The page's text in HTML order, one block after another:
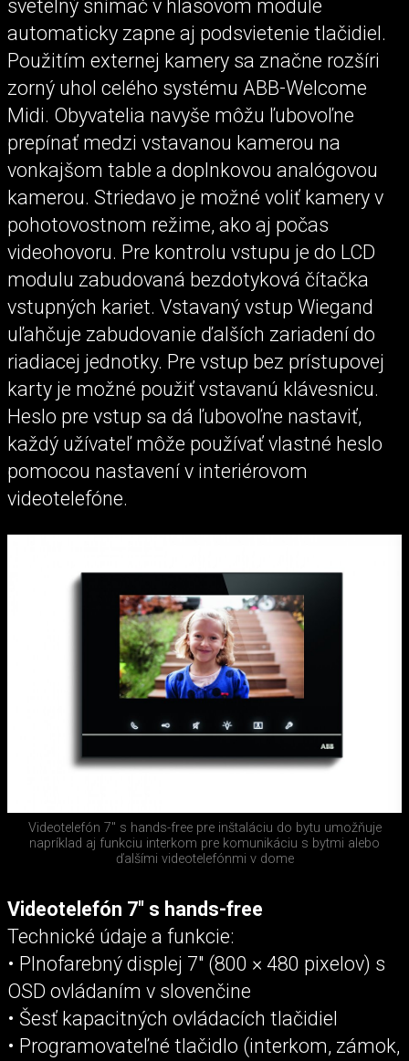
svetelný snímač v hlasovom module
automaticky zapne aj podsvietenie tlačidiel.
Použitím externej kamery sa značne rozšíri
zorný uhol celého systému ABB-Welcome
Midi. Obyvatelia navyše môžu ľubovoľne
prepínať medzi vstavanou kamerou na
vonkajšom table a doplnkovou analógovou
kamerou. Striedavo je možné voliť kamery v
pohotovostnom režime, ako aj počas
videohovoru. Pre kontrolu vstupu je do LCD
modulu zabudovaná bezdotyková čítačka
vstupných kariet. Vstavaný vstup Wiegand
uľahčuje zabudovanie ďalších zariadení do
riadiacej jednotky. Pre vstup bez prístupovej
karty je možné použiť vstavanú klávesnicu.
Heslo pre vstup sa dá ľubovoľne nastaviť,
každý užívateľ môže používať vlastné heslo
pomocou nastavení v interiérovom
videotelefóne.
Videotelefón 7″ s hands-free pre inštaláciu do bytu umožňuje
napríklad aj funkciu interkom pre komunikáciu s bytmi alebo
ďalšími videotelefónmi v dome
Videotelefón 7″ s hands-free
Technické údaje a funkcie:
• Plnofarebný displej 7″ (800 × 480 pixelov) s
OSD ovládaním v slovenčine
• Šesť kapacitných ovládacích tlačidiel
• Programovateľné tlačidlo (interkom, zámok,